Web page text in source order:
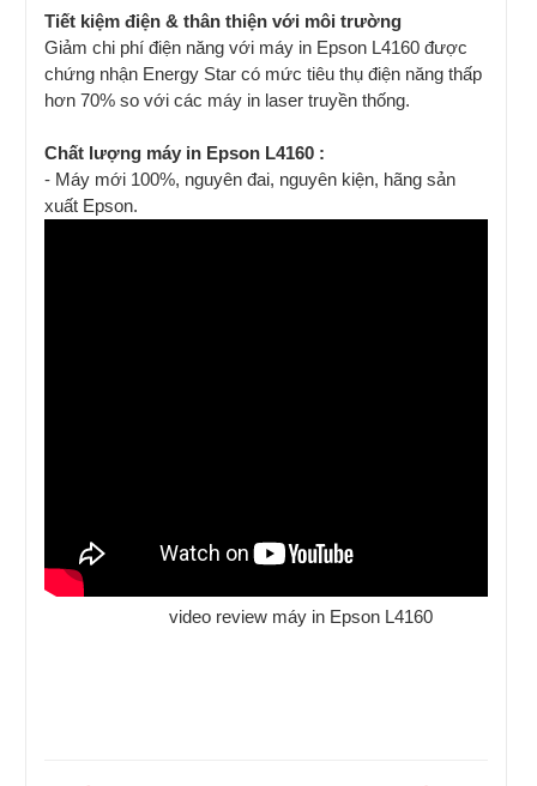
Tiết kiệm điện & thân thiện với môi trường
Giảm chi phí điện năng với máy in Epson L4160 được
chứng nhận Energy Star có mức tiêu thụ điện năng thấp
hơn 70% so với các máy in laser truyền thống.
Chất lượng máy in Epson L4160 :
- Máy mới 100%, nguyên đai, nguyên kiện, hãng sản
xuất Epson.
video review máy in Epson L4160